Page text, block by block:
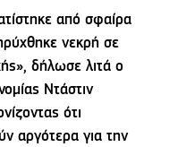
από σφαίρα
νεκρή σε
δήλωσε λιτά ο
Ντάστιν
ότι
αργότερα για την